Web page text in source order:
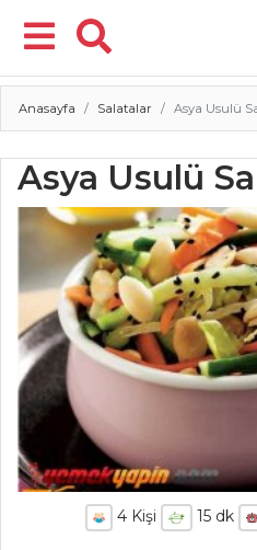
Menü
Anasayfa Salatalar Asya Usulü
Asya Usulü
4Kişi 15 dk